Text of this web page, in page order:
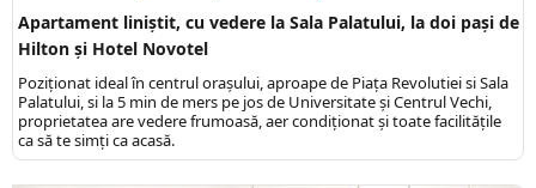
Apartament liniștit, cu vedere la Sala Palatului, la doi pași de
Hilton și Hotel Novotel
Poziţionat ideal în centrul oraşului, aproape de Piaţa Revolutiei si Sala
Palatului, si la 5 min de mers pe jos de Universitate şi Centrul Vechi,
proprietatea are vedere frumoasă, aer condiționat și toate facilitățile
ca să te simți ca acasă.